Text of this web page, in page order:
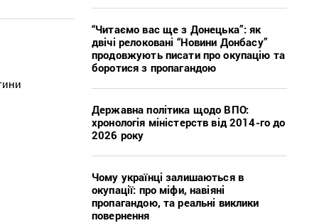
“Читаємо вас ще з Донецька”: як
двічі релоковані “Новини Донбасу”
продовжують писати про окупацію та
боротися з пропагандою
Державна політика щодо ВПО:
хронологія міністерств від 2014-го до
2026 року
Чому українці залишаються в
окупації: про міфи, навіяні
пропагандою, та реальні виклики
повернення